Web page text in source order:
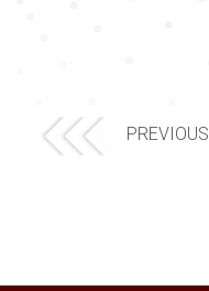
PREVIOUS